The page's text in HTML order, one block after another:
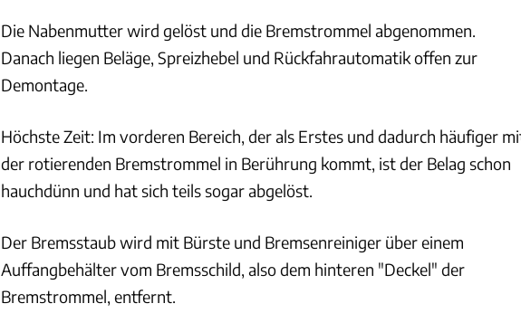
Die Nabenmutter wird gelöst und die Bremstrommel abgenommen.
Danach liegen Beläge, Spreizhebel und Rückfahrautomatik offen zur
Demontage.
Höchste Zeit: Im vorderen Bereich, der als Erstes und dadurch häufiger
der rotierenden Bremstrommel in Berührung kommt, ist der Belag schon
hauchdünn und hat sich teils sogar abgelöst.
Der Bremsstaub wird mit Bürste und Bremsenreiniger über einem
Auffangbehälter vom Bremsschild, also dem hinteren "Deckel" der
Bremstrommel, entfernt.